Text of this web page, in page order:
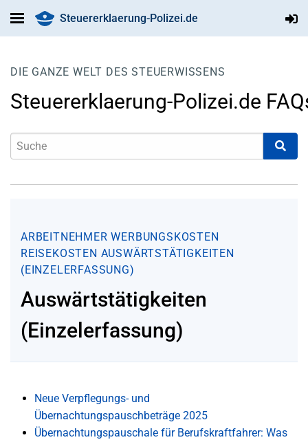
Steuererklaerung-Polizei.de
DIE GANZE WELT DES STEUERWISSENS
Steuererklaerung-Polizei.de
ARBEITNEHMER WERBUNGSKOSTEN
REISEKOSTEN AUSWÄRTSTÄTIGKEITEN
(EINZELERFASSUNG)
Auswärtstätigkeiten
(Einzelerfassung)
Neue Verpflegungs- und
Übernachtungspauschbeträge 2025
Übernachtungspauschale für Berufskraftfahrer: Was